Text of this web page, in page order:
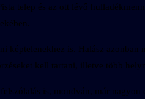
telep és az ott lévő
képtelenekhez is. Halász
kell tartani, illetve több
is, mondván, már